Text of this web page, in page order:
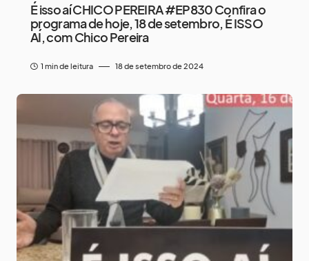
É isso aí CHICO PEREIRA #EP830 Confira o
programa de hoje, 18 de setembro, É ISSO
AÍ, com Chico Pereira
1 min de leitura 18 de setembro de 2024